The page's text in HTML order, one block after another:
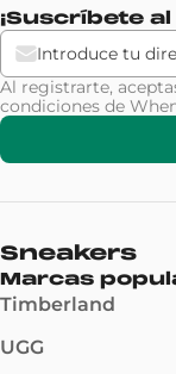
¡Suscríbete
Al registrarte,
condiciones de
Sneakers
Marcas
Timberland
UGG